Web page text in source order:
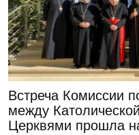
Встреча Комиссии
между
Церквями прошла